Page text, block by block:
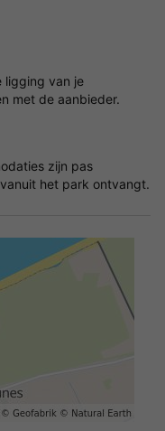
ligging van je
met de aanbieder.
zijn pas
het park ontvangt.